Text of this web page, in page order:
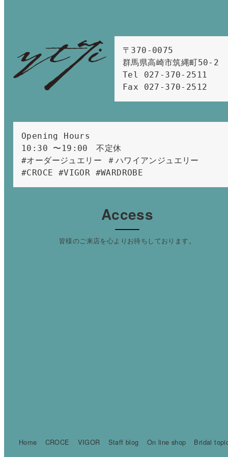
〒370-0075
群馬県高崎市筑縄町50-2
Tel 027-370-2511
Fax 027-370-2512
Opening Hours
10:30 〜19:00　不定休
#オーダージュエリー ＃ハワイアンジュエリー
#CROCE #VIGOR #WARDROBE
Access
皆様のご来店を心よりお待ちしております。
Home CROCE VIGOR Staff blog On line shop
Bridal